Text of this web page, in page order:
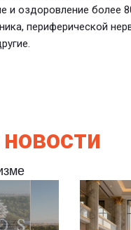
и оздоровление более
периферической